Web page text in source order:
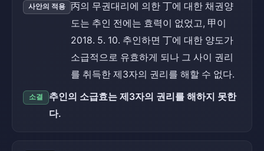
사안의 적용
丙의 무권대리에 의한 丁에 대한 채권양
도는 추인 전에는 효력이 없었고, 甲이
2018. 5. 10. 추인하면 丁에 대한 양도가
소급적으로 유효하게 되나 그 사이 권리
를 취득한 제3자의 권리를 해할 수 없다.
소결
추인의 소급효는 제3자의 권리를 해하지 못한
다.